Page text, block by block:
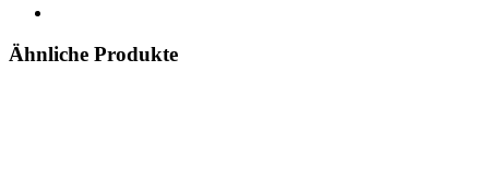
Ähnliche Produkte